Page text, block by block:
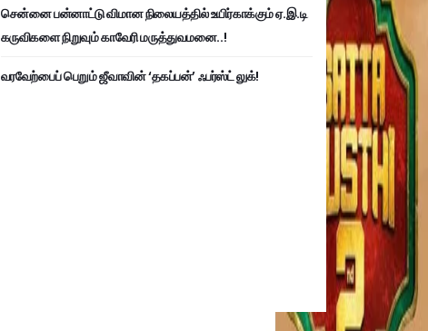
சென்னை பன்னாட்டு விமான நிலையத்தில் உயிர்காக்கும் ஏ.இ.டி
கருவிகளை நிறுவும் காவேரி மருத்துவமனை..!
வரவேற்பைப் பெறும் ஜீவாவின் ‘தகப்பன்’ ஃபர்ஸ்ட் லுக்!